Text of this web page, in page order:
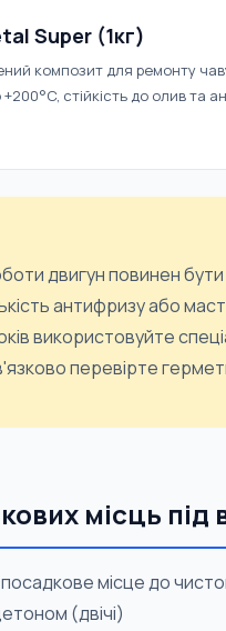
Super (1кг)
композит для ремонту
стійкість до олив та
двигун повинен
антифризу або
використовуйте
перевірте
місць під
місце до
(двічі)